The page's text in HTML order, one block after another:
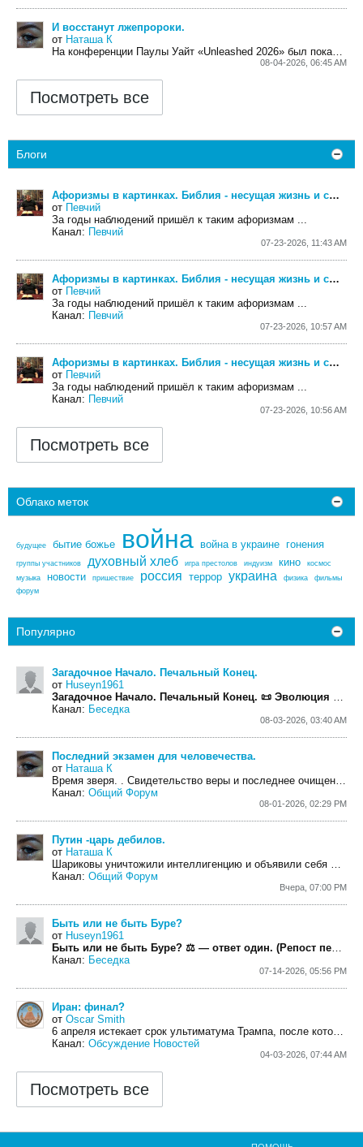
И восстанут лжепророки.
от Наташа К
На конференции Паулы Уайт «Unleashed 2026» был показан видеоролик, в котором раскрывались...
08-04-2026, 06:45 AM
Посмотреть все
Блоги
Афоризмы в картинках. Библия - несущая жизнь и смерть. Часть 8
от Певчий
За годы наблюдений пришёл к таким афоризмам ...
Канал: Певчий
07-23-2026, 11:43 AM
Афоризмы в картинках. Библия - несущая жизнь и смерть. Часть 7
от Певчий
За годы наблюдений пришёл к таким афоризмам ...
Канал: Певчий
07-23-2026, 10:57 AM
Афоризмы в картинках. Библия - несущая жизнь и смерть. Часть 6
от Певчий
За годы наблюдений пришёл к таким афоризмам ...
Канал: Певчий
07-23-2026, 10:56 AM
Посмотреть все
Облако меток
будущее бытие божье война война в украине гонения
группы участников духовный хлеб игра престолов индуизм кино
космос
музыка
новости пришествие россия террор украина физика
фильмы
форум
Популярно
Загадочное Начало. Печальный Конец.
от Huseyn1961
Загадочное Начало. Печальный Конец. 📜 Эволюция духа:
Канал: Беседка
08-03-2026, 03:40 AM
Последний экзамен для человечества.
от Наташа К
Время зверя. . Свидетельство веры и последнее очищение (Испытание)
Канал: Общий Форум
08-01-2026, 02:29 PM
Путин -царь дебилов.
от Наташа К
Шариковы уничтожили интеллигенцию и объявили себя Рюриковичами.Краткий курс по истории россии.
Канал: Общий Форум
Вчера, 07:00 PM
Быть или не быть Буре?
от Huseyn1961
Быть или не быть Буре? ⚖️ — ответ один. (Репост переписки с Уважаемым Ко-Админом vforum.org Госпожой Евлампией)
Канал: Беседка
07-14-2026, 05:56 PM
Иран: финал?
от Oscar Smith
6 апреля истекает срок ультиматума Трампа, после которого он обещает уничтожить иранские...
Канал: Обсуждение Новостей
04-03-2026, 07:44 AM
Посмотреть все